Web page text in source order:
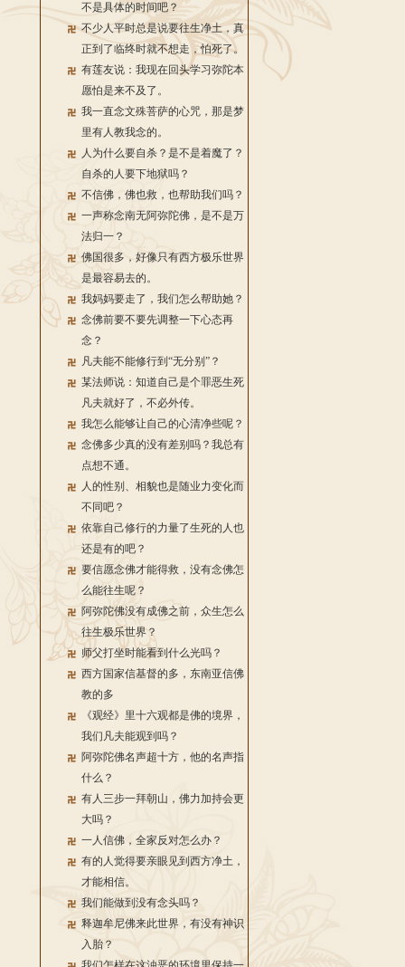
不是具体的时间吧？
不少人平时总是说要往生净土，真
正到了临终时就不想走，怕死了。
有莲友说：我现在回头学习弥陀本
愿怕是来不及了。
我一直念文殊菩萨的心咒，那是梦
里有人教我念的。
人为什么要自杀？是不是着魔了？
自杀的人要下地狱吗？
不信佛，佛也救，也帮助我们吗？
一声称念南无阿弥陀佛，是不是万
法归一？
佛国很多，好像只有西方极乐世界
是最容易去的。
我妈妈要走了，我们怎么帮助她？
念佛前要不要先调整一下心态再
念？
凡夫能不能修行到“无分别”？
某法师说：知道自己是个罪恶生死
凡夫就好了，不必外传。
我怎么能够让自己的心清净些呢？
念佛多少真的没有差别吗？我总有
点想不通。
人的性别、相貌也是随业力变化而
不同吧？
依靠自己修行的力量了生死的人也
还是有的吧？
要信愿念佛才能得救，没有念佛怎
么能往生呢？
阿弥陀佛没有成佛之前，众生怎么
往生极乐世界？
师父打坐时能看到什么光吗？
西方国家信基督的多，东南亚信佛
教的多
《观经》里十六观都是佛的境界，
我们凡夫能观到吗？
阿弥陀佛名声超十方，他的名声指
什么？
有人三步一拜朝山，佛力加持会更
大吗？
一人信佛，全家反对怎么办？
有的人觉得要亲眼见到西方净土，
才能相信。
我们能做到没有念头吗？
释迦牟尼佛来此世界，有没有神识
入胎？